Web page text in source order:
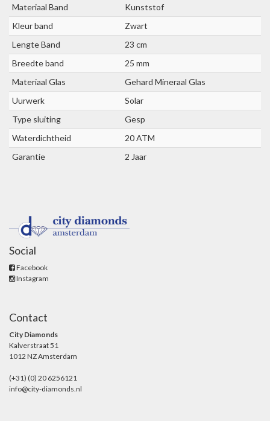
Materiaal Band
Kunststof
Kleur band
Zwart
Lengte Band
23 cm
Breedte band
25 mm
Materiaal Glas
Gehard Mineraal Glas
Uurwerk
Solar
Type sluiting
Gesp
Waterdichtheid
20 ATM
Garantie
2 Jaar
Social
Facebook
Instagram
Contact
City Diamonds
Kalverstraat 51
1012 NZ Amsterdam
(+31) (0) 20 6256121
info@city-diamonds.nl